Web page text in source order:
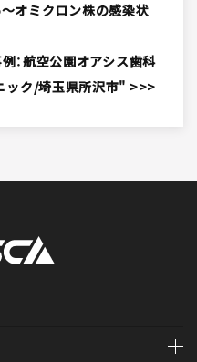
オミクロン株の感染状
：航空公園オアシス歯科
ック/埼玉県所沢市" >>>